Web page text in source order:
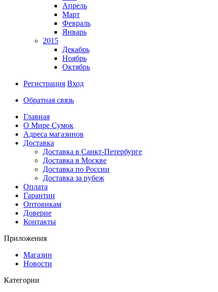
Апрель
Март
Февраль
Январь
2015
Декабрь
Ноябрь
Октябрь
Регистрация Вход
Обратная связь
Главная
О Мире Сумок
Адреса магазинов
Доставка
Доставка в Санкт-Петербурге
Доставка в Москве
Доставка по России
Доставка за рубеж
Оплата
Гарантии
Оптовикам
Доверие
Контакты
Приложения
Магазин
Новости
Категории